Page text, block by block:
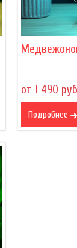
от 1 490 руб
Подробнее